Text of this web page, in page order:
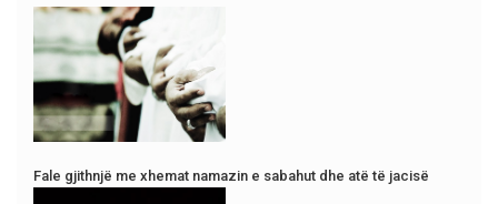
Fale gjithnjë me xhemat namazin e sabahut dhe atë të jacisë